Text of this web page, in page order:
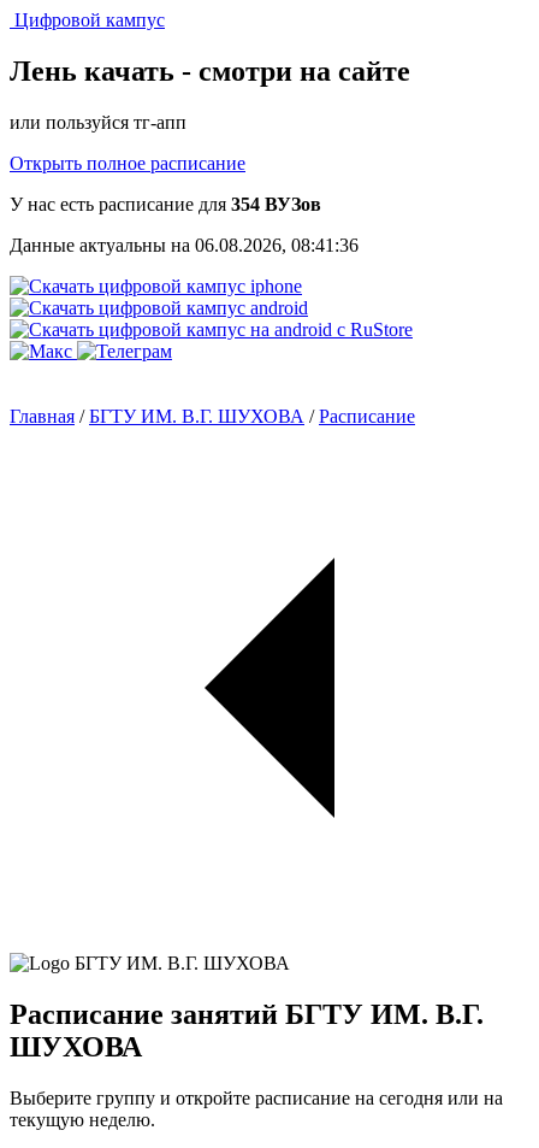
Цифровой кампус
Лень качать - смотри на сайте
или пользуйся тг-апп
Открыть полное расписание
У нас есть расписание для 354 ВУЗов
Данные актуальны на 06.08.2026, 08:41:36
Главная /БГТУ ИМ. В.Г. ШУХОВА /Расписание
Расписание занятий БГТУ ИМ. В.Г.
ШУХОВА
Выберите группу и откройте расписание на сегодня или на
текущую неделю.